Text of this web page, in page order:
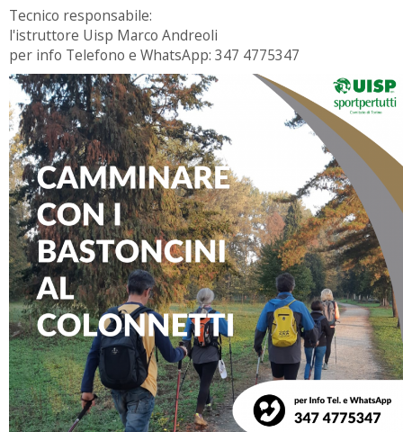
Tecnico responsabile:
l'istruttore Uisp Marco Andreoli
per info Telefono e WhatsApp: 347 4775347